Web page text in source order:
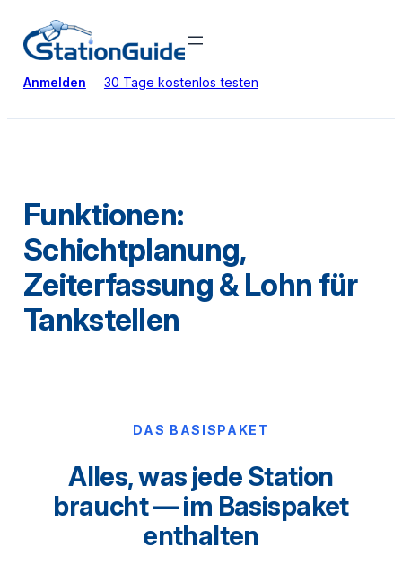
Inhalt
Anmelden 30 Tage kostenlos testen
Funktionen:
Schichtplanung,
Zeiterfassung & Lohn für
Tankstellen
DAS BASISPAKET
Alles, was jede Station
braucht — im Basispaket
enthalten